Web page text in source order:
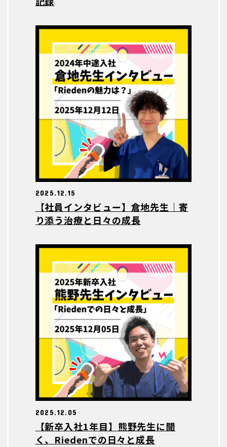
2025.12.15
【社員インタビュー】倉地先生｜寄
り添う治療と日々の成長
2025.12.05
【新卒入社1年目】熊野先生に聞
く、Riedenでの日々と成長